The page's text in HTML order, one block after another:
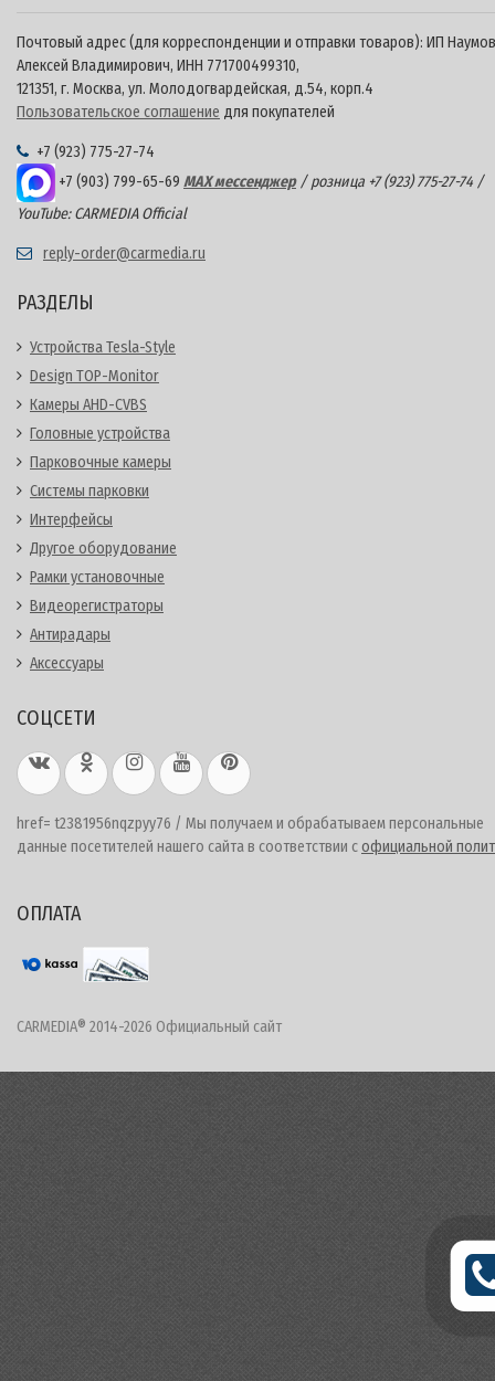
Почтовый адрес (для корреспонденции и отправки товаров): ИП Наумов
Алексей Владимирович, ИНН 771700499310,
121351, г. Москва, ул. Молодогвардейская, д.54, корп.4
Пользовательское соглашение для покупателей
+7 (923) 775-27-74
+7 (903) 799-65-69 MAX мессенджер/ розница +7 (923) 775-27-74 /
YouTube: CARMEDIA Official
reply-order@carmedia.ru
РАЗДЕЛЫ
Устройства Tesla-Style
Design TOP-Monitor
Камеры AHD-CVBS
Головные устройства
Парковочные камеры
Системы парковки
Интерфейсы
Другое оборудование
Рамки установочные
Видеорегистраторы
Антирадары
Аксессуары
СОЦСЕТИ
href= t2381956nqzpyy76 / Мы получаем и обрабатываем персональные
данные посетителей нашего сайта в соответствии софициальной
ОПЛАТА
CARMEDIA® 2014-2026 Официальный сайт